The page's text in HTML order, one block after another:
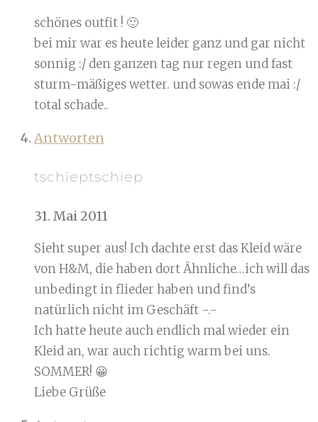
schönes outfit ! 🙂
bei mir war es heute leider ganz und gar nicht
sonnig :/ den ganzen tag nur regen und fast
sturm-mäßiges wetter. und sowas ende mai :/
total schade..
Antworten
tschieptschiep
31. Mai 2011
Sieht super aus! Ich dachte erst das Kleid wäre
von H&M, die haben dort Ähnliche…ich will das
unbedingt in flieder haben und find’s
natürlich nicht im Geschäft -.-
Ich hatte heute auch endlich mal wieder ein
Kleid an, war auch richtig warm bei uns.
SOMMER! 😀
Liebe Grüße